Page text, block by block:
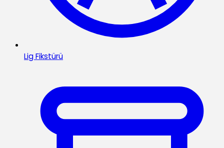
Lig Fikstürü